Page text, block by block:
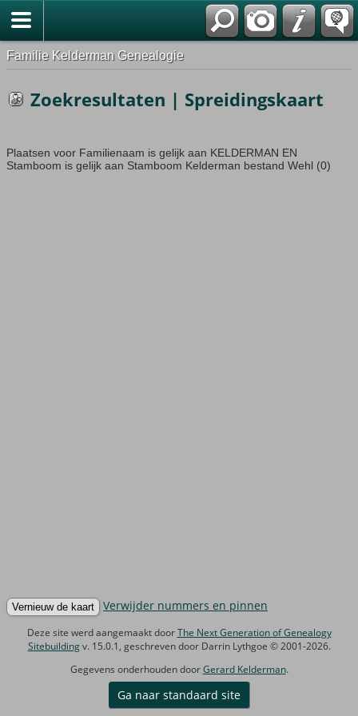
Familie Kelderman Genealogie
Zoekresultaten | Spreidingskaart
Plaatsen voor Familienaam is gelijk aan KELDERMAN EN
Stamboom is gelijk aan Stamboom Kelderman bestand Wehl (0)
Verwijder nummers en pinnen
Deze site werd aangemaakt doorThe Next Generation of Genealogy
Sitebuildingv. 15.0.1, geschreven door Darrin Lythgoe © 2001-2026.
Gegevens onderhouden doorGerard Kelderman.
Ga naar standaard site